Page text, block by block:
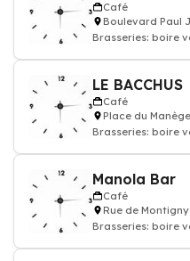
Café
Boulevard Paul
Brasseries: boire
LE BACCHUS
Café
Place du
Brasseries: boire
Manola Bar
Café
Rue de
Brasseries: boire